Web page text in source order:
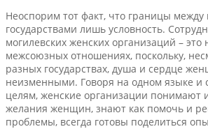
Неоспорим тот факт, что границы
государствами лишь условность.
могилевских женских организаций –
межсоюзных отношениях, поскольку,
разных государствах, душа и сердце
неизменными. Говоря на одном языке и
целям, женские организации понимают
желания женщин, знают как помочь и
проблемы, всегда готовы поделиться